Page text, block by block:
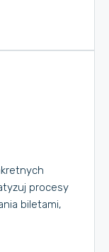
procesy
biletami,